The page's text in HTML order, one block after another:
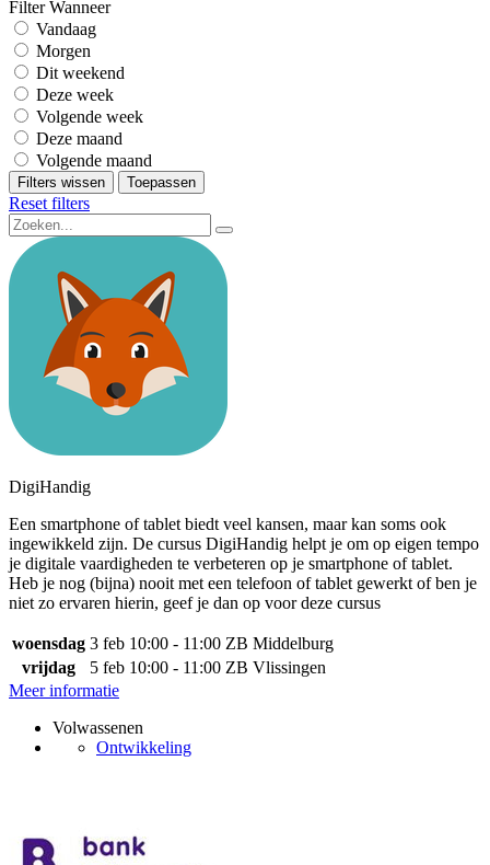
Filter Wanneer
Vandaag
Morgen
Dit weekend
Deze week
Volgende week
Deze maand
Volgende maand
Filters wissen Toepassen
Reset filters
DigiHandig
Een smartphone of tablet biedt veel kansen, maar kan soms ook
ingewikkeld zijn. De cursus DigiHandig helpt je om op eigen tempo
je digitale vaardigheden te verbeteren op je smartphone of tablet.
Heb je nog (bijna) nooit met een telefoon of tablet gewerkt of ben je
niet zo ervaren hierin, geef je dan op voor deze cursus
woensdag 3 feb 10:00 - 11:00 ZB Middelburg
vrijdag
5 feb 10:00 - 11:00 ZB Vlissingen
Meer informatie
Volwassenen
Ontwikkeling